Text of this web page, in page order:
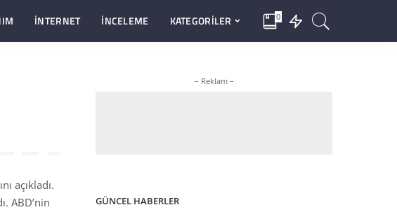
İNTERNET İNCELEME KATEGORİLER 0
açıkladı.
ABD’nin
– Reklam –
GÜNCEL HABERLER